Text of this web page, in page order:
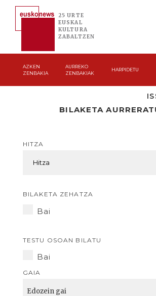
25 URTE
EUSKAL
KULTURA
ZABALTZEN
AZKEN
ZENBAKIA
AURREKO
ZENBAKIAK
HARPIDETU
BILAKETA
HITZA
BILAKETA ZEHATZA
Bai
TESTU OSOAN BILATU
Bai
GAIA